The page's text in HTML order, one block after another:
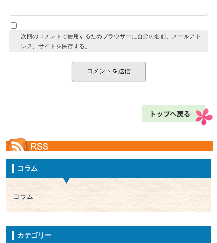
次回のコメントで使用するためブラウザーに自分の名前、メールアド
レス、サイトを保存する。
コラム
コラム
カテゴリー